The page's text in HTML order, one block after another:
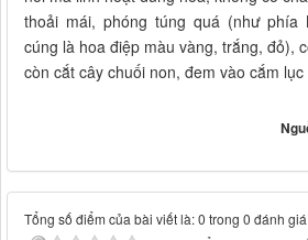
thoải mái, phóng túng quá (như phía
cúng là hoa điệp màu vàng, trắng, đỏ),
còn cắt cây chuối non, đem vào cắm
Tổng số điểm của bài viết là: 0 trong 0 đánh giá